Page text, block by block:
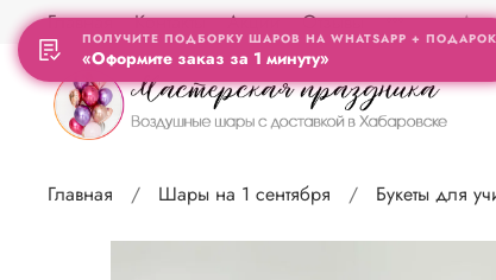
Главная Контакты Акции Отзывы
Главная Шары на 1 сентября Букеты для
ПОЛУЧИТЕ ПОДБОРКУ ШАРОВ НА WHATSAPP + ПОДАРОК
«Оформите заказ за 1 минуту»